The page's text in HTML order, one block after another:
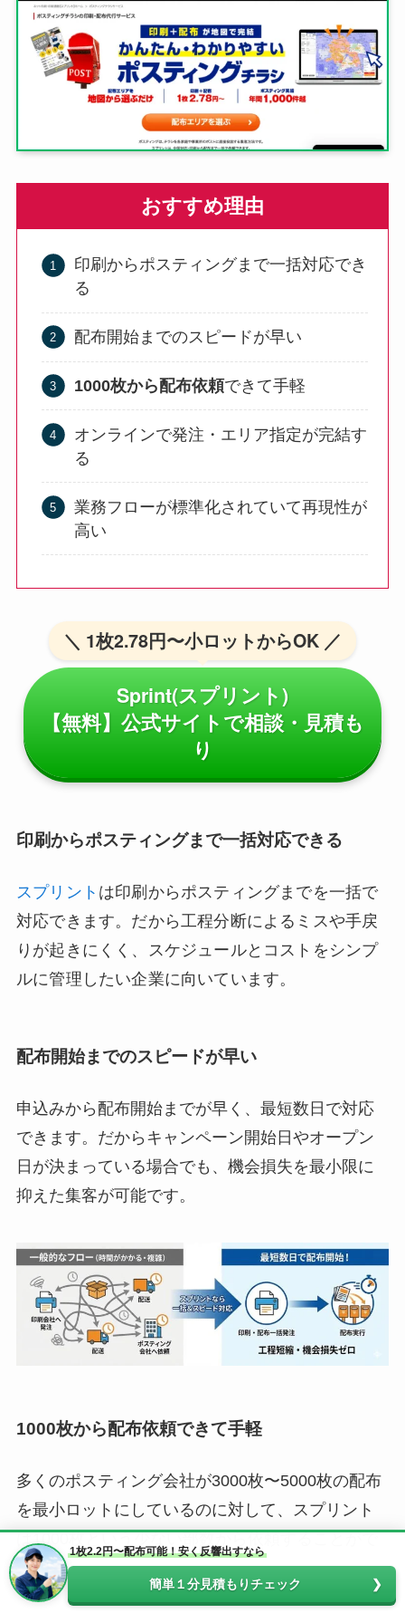
おすすめ理由
印刷からポスティングまで一括対応でき
る
配布開始までのスピードが早い
1000枚から配布依頼できて手軽
オンラインで発注・エリア指定が完結す
る
業務フローが標準化されていて再現性が
高い
＼ 1枚2.78円〜小ロットからOK ／
Sprint(スプリント)
【無料】公式サイトで相談・見積も
り
印刷からポスティングまで一括対応できる
スプリント は印刷からポスティングまでを一括で
対応できます。だから工程分断によるミスや手戻
りが起きにくく、スケジュールとコストをシンプ
ルに管理したい企業に向いています。
配布開始までのスピードが早い
申込みから配布開始までが早く、最短数日で対応
できます。だからキャンペーン開始日やオープン
日が決まっている場合でも、機会損失を最小限に
抑えた集客が可能です。
1000枚から配布依頼できて手軽
多くのポスティング会社が3000枚〜5000枚の配布
を最小ロットにしているのに対して、スプリント
は1000枚という少ない部数から依頼することがで
きます。
1枚2.2円〜配布可能！安く反響出すなら
簡単１分見積もりチェック